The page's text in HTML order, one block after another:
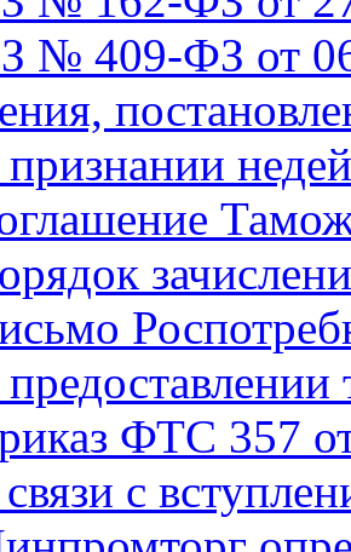
№ 409-ФЗ от
ФТС 357
с